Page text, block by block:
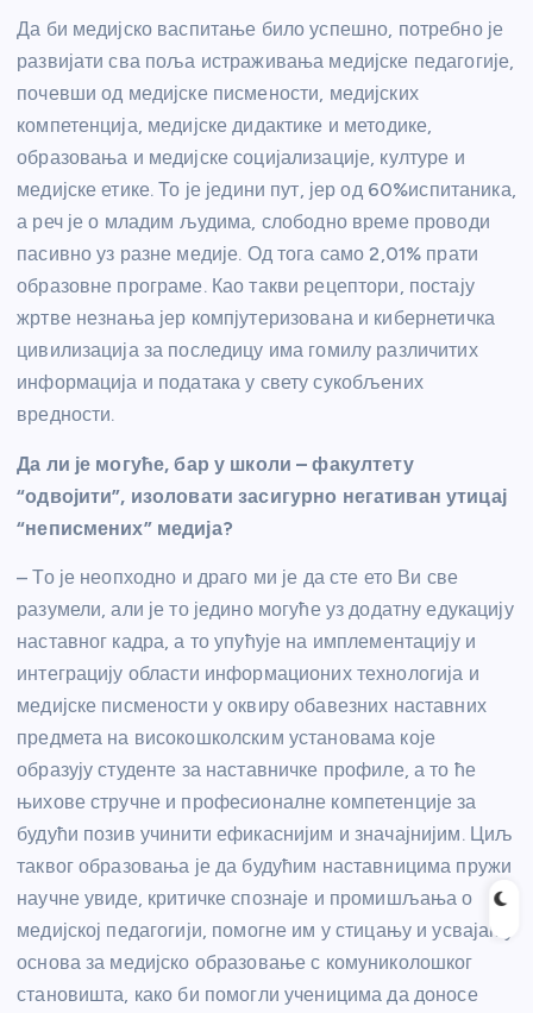
Да би медијско васпитање било успешно, потребно је
развијати сва поља истраживања медијске педагогије,
почевши од медијске писмености, медијских
компетенција, медијске дидактике и методике,
образовања и медијске социјализације, културе и
медијске етике. То је једини пут, јер од 60%испитаника,
а реч је о младим људима, слободно време проводи
пасивно уз разне медије. Од тога само 2,01% прати
образовне програме. Као такви рецептори, постају
жртве незнања јер компјутеризована и кибернетичка
цивилизација за последицу има гомилу различитих
информација и података у свету сукобљених
вредности.
Да ли је могуће, бар у школи – факултету
“одвојити”, изоловати засигурно негативан утицај
“неписмених” медија?
– То је неопходно и драго ми је да сте ето Ви све
разумели, али је то једино могуће уз додатну едукацију
наставног кадра, а то упућује на имплементацију и
интеграцију области информационих технологија и
медијске писмености у оквиру обавезних наставних
предмета на високошколским установама које
образују студенте за наставничке профиле, а то ће
њихове стручне и професионалне компетенције за
будући позив учинити ефикаснијим и значајнијим. Циљ
таквог образовања је да будућим наставницима пружи
научне увиде, критичке спознаје и промишљања о
медијској педагогији, помогне им у стицању и усвајању
основа за медијско образовање с комуниколошког
становишта, како би помогли ученицима да доносе